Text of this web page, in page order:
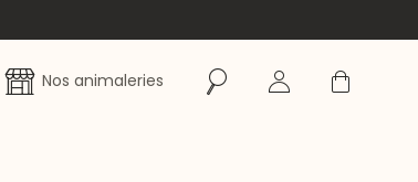
Nos animaleries RechercherSe connecter
Panier